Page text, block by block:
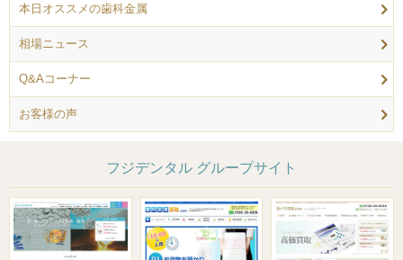
本日オススメの歯科金属
相場ニュース
Q&Aコーナー
お客様の声
フジデンタル グループサイト